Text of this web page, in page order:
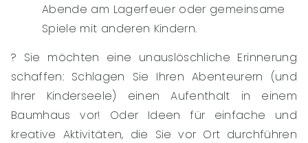
Abende am Lagerfeuer oder gemeinsame
Spiele mit anderen Kindern.
?️ Sie möchten eine unauslöschliche Erinnerung
schaffen: Schlagen Sie Ihren Abenteurern (und
Ihrer Kinderseele) einen Aufenthalt in einem
Baumhaus vor! Oder Ideen für einfache und
kreative Aktivitäten, die Sie vor Ort durchführen